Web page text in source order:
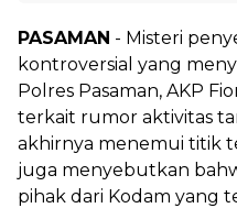
PASAMAN - Misteri
kontroversial yang
Polres Pasaman, AKP
terkait rumor aktivitas
akhirnya menemui titik
juga menyebutkan
pihak dari Kodam yang